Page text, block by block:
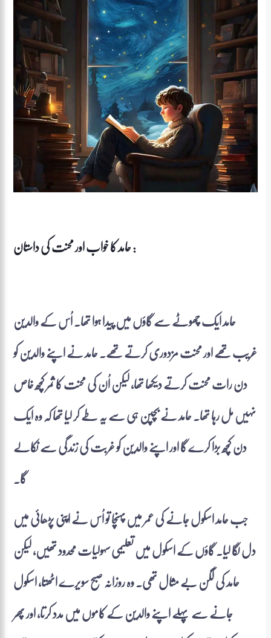
حامد کا خواب اور محنت کی داستان :
حامد ایک چھوٹے سے گاؤں میں پیدا ہوا تھا۔ اُس کے والدین
غریب تھے اور محنت مزدوری کرتے تھے۔ حامد نے اپنے والدین کو
دن رات محنت کرتے دیکھا تھا، لیکن اُن کی محنت کا ثمر کچھ خاص
نہیں مل رہا تھا۔ حامد نے بچپن ہی سے یہ طے کر لیا تھا کہ وہ ایک
دن کچھ بڑا کرے گا اور اپنے والدین کو غربت کی زندگی سے نکالے
گا۔
جب حامد اسکول جانے کی عمر میں پہنچا تو اُس نے اپنی پڑھائی میں
دل لگا لیا۔ گاؤں کے اسکول میں تعلیمی سہولیات محدود تھیں، لیکن
حامد کی لگن بے مثال تھی۔ وہ روزانہ صبح سویرے اٹھتا، اسکول
جانے سے پہلے اپنے والدین کے کاموں میں مدد کرتا، اور پھر